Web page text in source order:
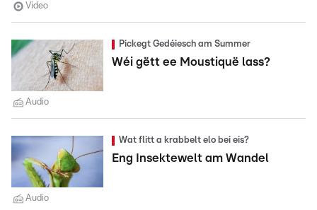
Video
Pickegt Gedéiesch am Summer
Wéi gëtt ee Moustiquë lass?
Audio
Wat flitt a krabbelt elo bei eis?
Eng Insektewelt am Wandel
Audio